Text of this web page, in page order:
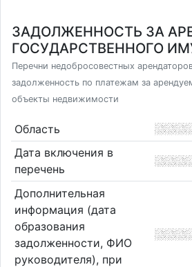
ЗАДОЛЖЕННОСТЬ ЗА
ГОСУДАРСТВЕННОГО
Перечни недобросовестных
задолженность по платежам за
объекты недвижимости
Область
Дата включения в
перечень
Дополнительная
информация (дата
образования
задолженности, ФИО
руководителя), при